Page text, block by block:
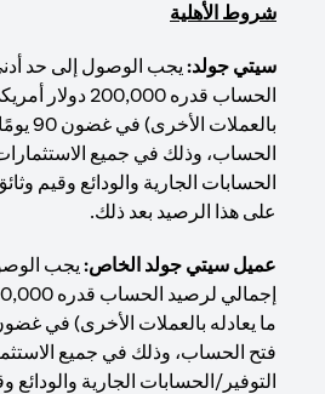
شروط الأهلية
سيتي جولد: يجب الوصول إلى حد
الحساب قدره
الحساب، وذلك في جميع
الحسابات الجارية والودائع وقيم
على هذا الرصيد بعد ذلك.
عميل سيتي جولد الخاص: يجب
فتح الحساب، وذلك في جميع
التوفير/الحسابات الجارية والودائع